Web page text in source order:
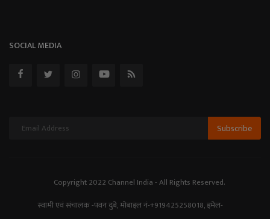
SOCIAL MEDIA
Subscribe
Copyright 2022 Channel India - All Rights Reserved.
स्वामी एवं संचालक -पवन दुबे, मोबाइल नं-+919425258018, इमेल-